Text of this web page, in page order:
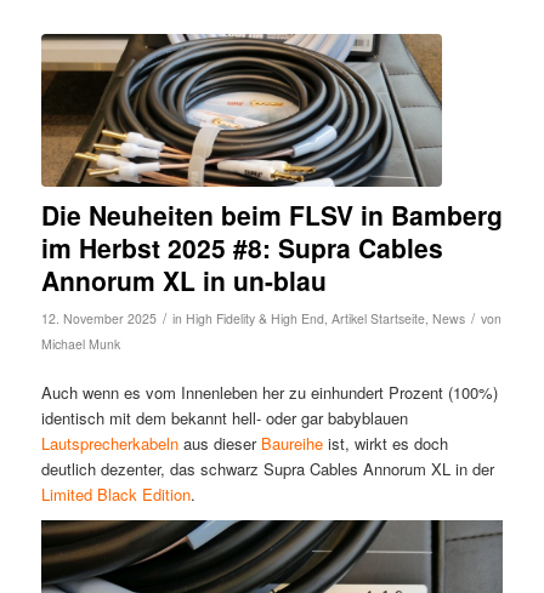
Die Neuheiten beim FLSV in Bamberg
im Herbst 2025 #8: Supra Cables
Annorum XL in un-blau
12. November 2025 / in High Fidelity & High End, Artikel Startseite, News / von
Michael Munk
Auch wenn es vom Innenleben her zu einhundert Prozent (100%)
identisch mit dem bekannt hell- oder gar babyblauen
Lautsprecherkabelnaus dieser Baureiheist, wirkt es doch
deutlich dezenter, das schwarz Supra Cables Annorum XL in der
Limited Black Edition.